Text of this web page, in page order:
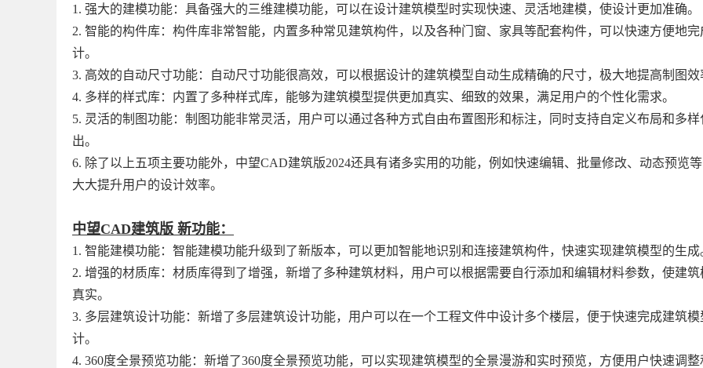
1. 强大的建模功能：具备强大的三维建模功能，可以在设计建筑模型时实现快速、灵活地建模，使设计更加准确。
2. 智能的构件库：构件库非常智能，内置多种常见建筑构件，以及各种门窗、家具等配套构件，可以快速方便地
计。
3. 高效的自动尺寸功能：自动尺寸功能很高效，可以根据设计的建筑模型自动生成精确的尺寸，极大地提高制图效
4. 多样的样式库：内置了多种样式库，能够为建筑模型提供更加真实、细致的效果，满足用户的个性化需求。
5. 灵活的制图功能：制图功能非常灵活，用户可以通过各种方式自由布置图形和标注，同时支持自定义布局和多样
出。
6. 除了以上五项主要功能外，中望CAD建筑版2024还具有诸多实用的功能，例如快速编辑、批量修改、动态预览
大大提升用户的设计效率。
中望CAD建筑版 新功能：
1. 智能建模功能：智能建模功能升级到了新版本，可以更加智能地识别和连接建筑构件，快速实现建筑模型的生成
2. 增强的材质库：材质库得到了增强，新增了多种建筑材料，用户可以根据需要自行添加和编辑材料参数，使建
真实。
3. 多层建筑设计功能：新增了多层建筑设计功能，用户可以在一个工程文件中设计多个楼层，便于快速完成建筑模
计。
4. 360度全景预览功能：新增了360度全景预览功能，可以实现建筑模型的全景漫游和实时预览，方便用户快速调